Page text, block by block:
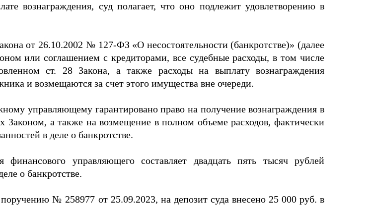
вознаграждения, суд полагает, что оно подлежит удовлетворению в
от 26.10.2002 № 127-ФЗ «О несостоятельности (банкротстве)» (далее
или соглашением с кредиторами, все судебные расходы, в том числе
ст. 28 Закона, а также расходы на выплату вознаграждения
и возмещаются за счет этого имущества вне очереди.
управляющему гарантировано право на получение вознаграждения в
Законом, а также на возмещение в полном объеме расходов, фактически
в деле о банкротстве.
управляющего составляет двадцать пять тысяч рублей
о банкротстве.
№ 258977 от 25.09.2023, на депозит суда внесено 25 000 руб. в